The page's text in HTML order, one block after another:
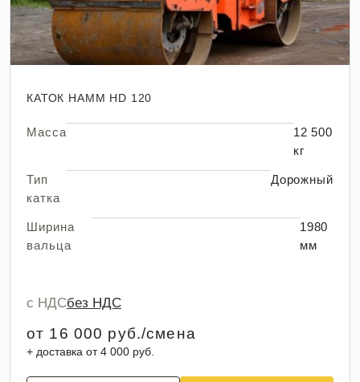
КАТОК HAMM HD 120
Масса
12 500
кг
Тип
катка
Дорожный
Ширина
вальца
1980
мм
с НДСбез НДС
от 16 000 руб./смена
+ доставка от 4 000 руб.